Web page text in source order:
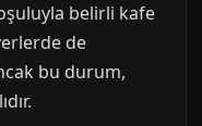
belirli kafe
de
bu durum,